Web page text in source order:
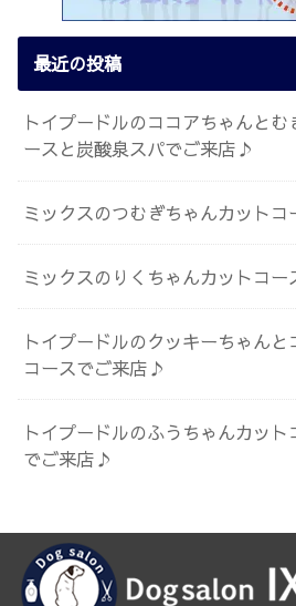
最近の投稿
トイプードルのココアちゃんと
ースと炭酸泉スパでご来店♪
ミックスのつむぎちゃんカット
ミックスのりくちゃんカットコ
トイプードルのクッキーちゃん
コースでご来店♪
トイプードルのふうちゃんカッ
でご来店♪